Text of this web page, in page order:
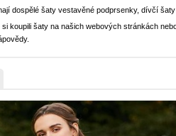
dospělé šaty vestavěné podprsenky, dívčí
koupili šaty na našich webových stránkách